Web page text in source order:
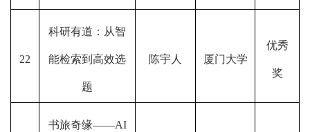
22
科研有道：从智
能检索到高效选
题
陈宇人 厦门大学
优秀
奖
书旅奇缘——AI